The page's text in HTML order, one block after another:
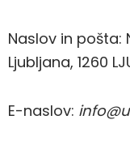
Naslov in pošta:
Ljubljana, 1260
E-naslov: